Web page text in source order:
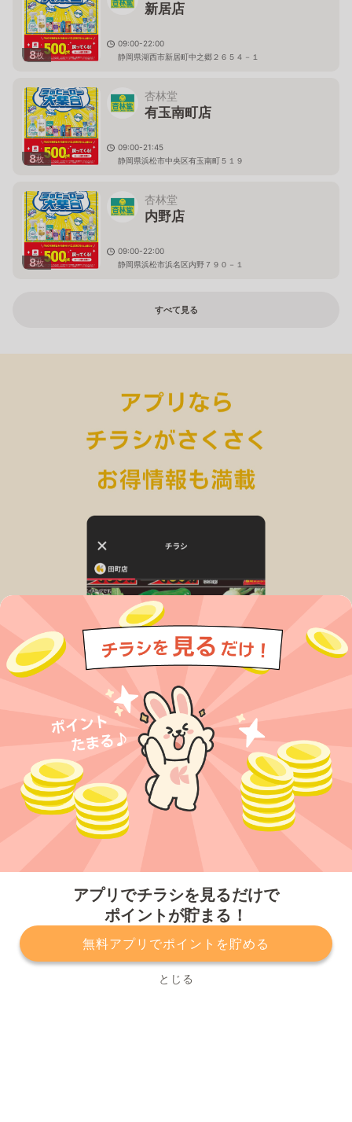
アプリでチラシを見るだけで
ポイントが貯まる！
無料アプリでポイントを貯める
とじる
8枚
新居店
09:00-22:00
静岡県湖西市新居町中之郷２６５４－１
8枚
杏林堂
有玉南町店
09:00-21:45
静岡県浜松市中央区有玉南町５１９
8枚
杏林堂
内野店
09:00-22:00
静岡県浜松市浜名区内野７９０－１
すべて見る
プライバシーポリシー 利用規約
運営会社
サービスに関してのお問い合わせ